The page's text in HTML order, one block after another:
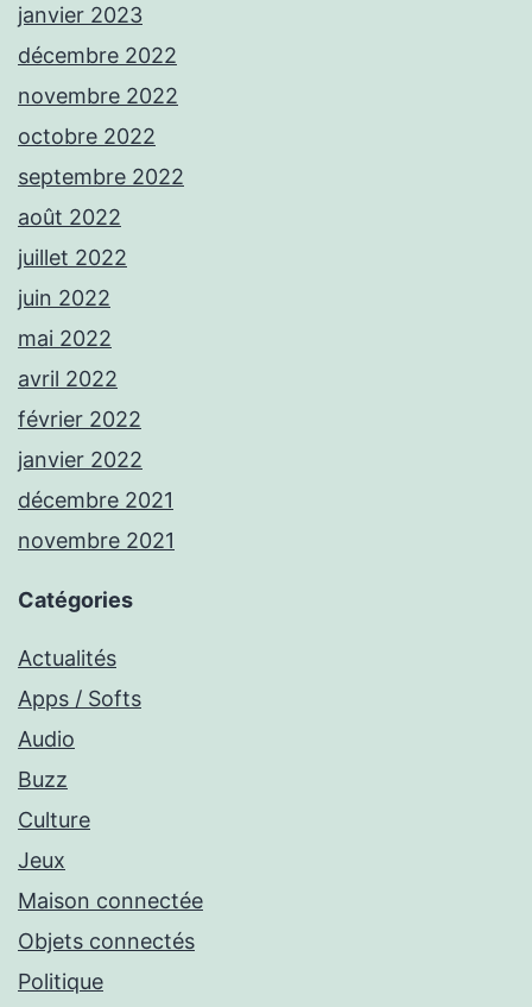
janvier 2023
décembre 2022
novembre 2022
octobre 2022
septembre 2022
août 2022
juillet 2022
juin 2022
mai 2022
avril 2022
février 2022
janvier 2022
décembre 2021
novembre 2021
Catégories
Actualités
Apps / Softs
Audio
Buzz
Culture
Jeux
Maison connectée
Objets connectés
Politique